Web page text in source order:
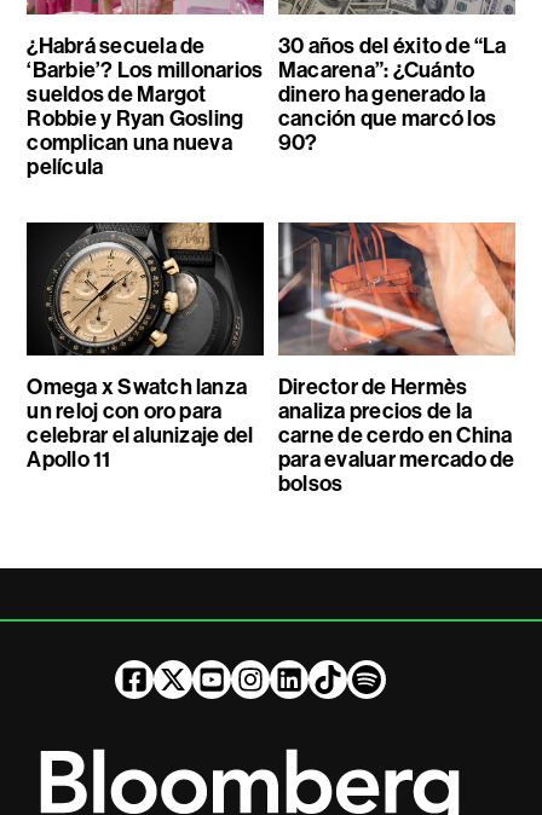
¿Habrá secuela de
‘Barbie’? Los millonarios
sueldos de Margot
Robbie y Ryan Gosling
complican una nueva
película
30 años del éxito de “La
Macarena”: ¿Cuánto
dinero ha generado la
canción que marcó los
90?
Omega x Swatch lanza
un reloj con oro para
celebrar el alunizaje del
Apollo 11
Director de Hermès
analiza precios de la
carne de cerdo en China
para evaluar mercado de
bolsos